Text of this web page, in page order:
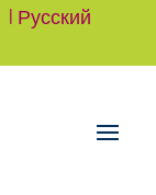
| Русский